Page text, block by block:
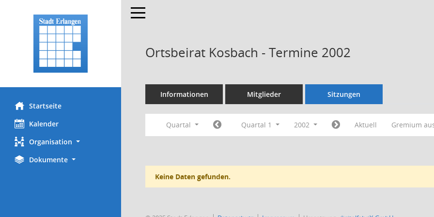
Startseite
Kalender
Organisation
Dokumente
Toggle navigation
Ortsbeirat Kosbach - Termine 2002
Informationen Mitglieder Sitzungen
Quartal Quartal 1 2002 Aktuell Gremium
Keine Daten gefunden.